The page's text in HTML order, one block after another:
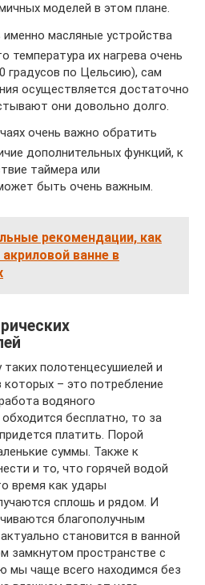
моделей в этом плане.
масляные устройства
температура их нагрева очень
градусов по Цельсию), сам
осуществляется достаточно
они довольно долго.
очень важно обратить
дополнительных функций, к
таймера или
быть очень важным.
рекомендации, как
ванне в
полотенцесушиелей и
которых – это потребление
водяного
бесплатно, то за
платить. Порой
суммы. Также к
и то, что горячей водой
время как удары
сплошь и рядом. И
благополучным
становится в ванной
замкнутом пространстве с
мы чаще всего находимся без